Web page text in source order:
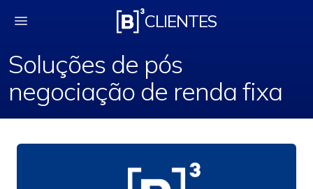
Soluções de pós
CLIENTES
Soluções de pós
negociação de renda fixa